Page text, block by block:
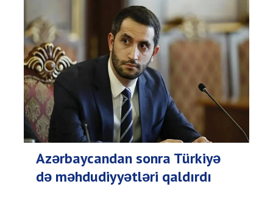
Azərbaycandan sonra Türkiyə
də məhdudiyyətləri qaldırdı